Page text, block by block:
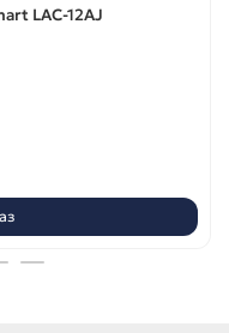
LAC-12AJ